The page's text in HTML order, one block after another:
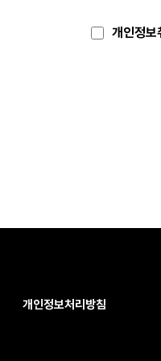
개인정보
개인정보처리방침